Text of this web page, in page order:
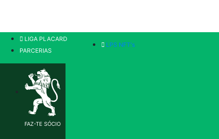
LIGA PLACARD
PARCERIAS
LPS NFT's
FAZ-TE SÓCIO